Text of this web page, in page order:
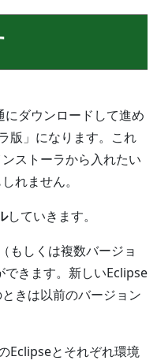
ダウンロードして進め
版」になります。これ
ストーラから入れたい
れません。
していきます。
もしくは複数バージョ
できます。新しいEclipse
きは以前のバージョン
Eclipseとそれぞれ環境